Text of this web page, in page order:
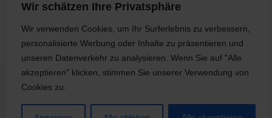
Wir schätzen Ihre Privatsphäre
Wir verwenden Cookies, um Ihr Surferlebnis zu verbessern,
personalisierte Werbung oder Inhalte zu präsentieren und
unseren Datenverkehr zu analysieren. Wenn Sie auf "Alle
akzeptieren" klicken, stimmen Sie unserer Verwendung von
Cookies zu.
© 2024 Borwein | Alle Rechte vorbehalten